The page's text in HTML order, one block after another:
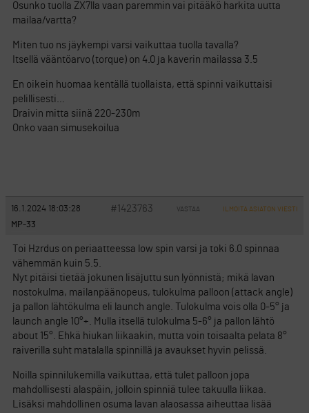
Osunko tuolla ZX7lla vaan paremmin vai pitääkö harkita uutta
mailaa/vartta?
Miten tuo ns jäykempi varsi vaikuttaa tuolla tavalla?
Itsellä vääntöarvo (torque) on 4.0 ja kaverin mailassa 3.5
En oikein huomaa kentällä tuollaista, että spinni vaikuttaisi
pelillisesti…
Draivin mitta siinä 220-230m
Onko vaan simusekoilua
16.1.2024 18:03:28 #1423763 VASTAA ILMOITA ASIATON VIESTI
MP-33
Toi Hzrdus on periaatteessa low spin varsi ja toki 6.0 spinnaa
vähemmän kuin 5.5.
Nyt pitäisi tietää jokunen lisäjuttu sun lyönnistä; mikä lavan
nostokulma, mailanpäänopeus, tulokulma palloon (attack angle)
ja pallon lähtökulma eli launch angle. Tulokulma vois olla 0-5° ja
launch angle 10°+. Mulla itsellä tulokulma 5-6° ja pallon lähtö
about 15°. Ehkä hiukan liikaakin, mutta voin toisaalta pelata 8°
raiverilla suht matalalla spinnillä ja avaukset hyvin pelissä.
Noilla spinnilukemilla vaikuttaa, että tulet palloon jopa
mahdollisesti alaspäin, jolloin spinniä tulee takuulla liikaa.
Lisäksi mahdollinen osuma lavan alaosassa aiheuttaa lisää